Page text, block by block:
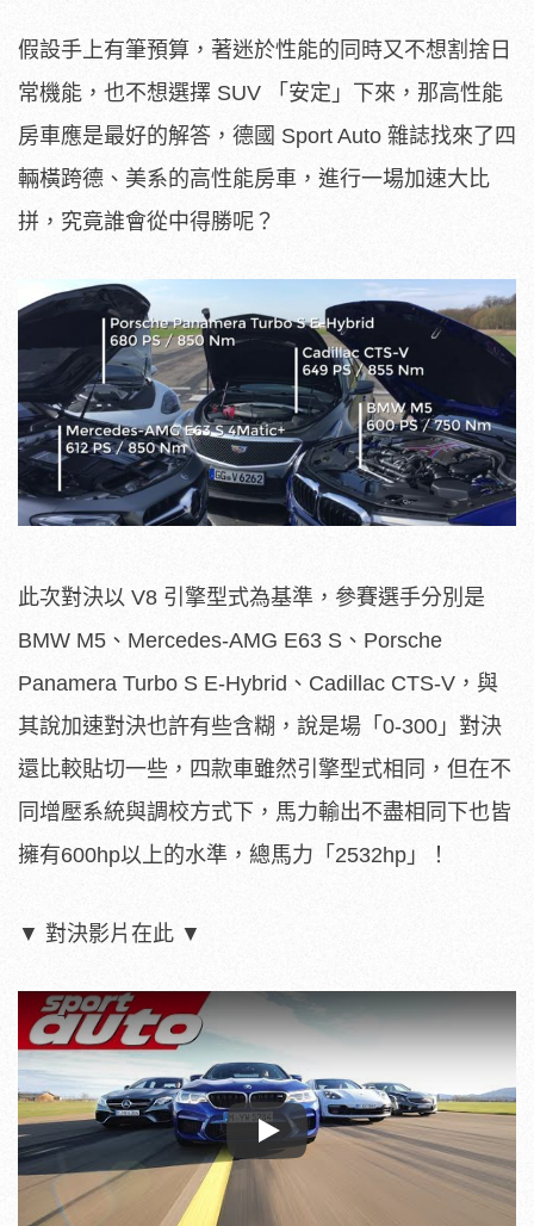
假設手上有筆預算，著迷於性能的同時又不想割捨日
常機能，也不想選擇 SUV 「安定」下來，那高性能
房車應是最好的解答，德國 Sport Auto 雜誌找來了四
輛橫跨德、美系的高性能房車，進行一場加速大比
拼，究竟誰會從中得勝呢？
此次對決以 V8 引擎型式為基準，參賽選手分別是
BMW M5、Mercedes-AMG E63 S、Porsche
Panamera Turbo S E-Hybrid、Cadillac CTS-V，與
其說加速對決也許有些含糊，說是場「0-300」對決
還比較貼切一些，四款車雖然引擎型式相同，但在不
同增壓系統與調校方式下，馬力輸出不盡相同下也皆
擁有600hp以上的水準，總馬力「2532hp」！
▼ 對決影片在此 ▼
Play